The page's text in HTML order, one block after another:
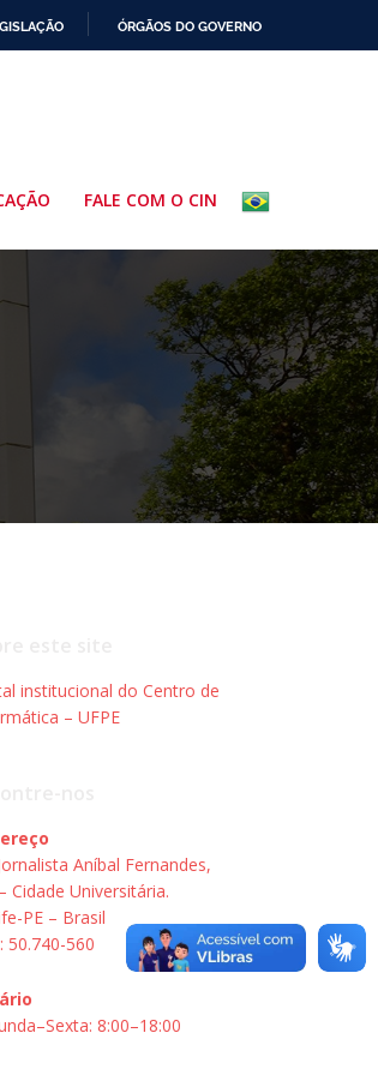
ÓRGÃOS DO GOVERNO
FALE COM O CIN
institucional do Centro de
– UFPE
Aníbal Fernandes,
Cidade Universitária.
PE – Brasil
50.740-560
8:00–18:00